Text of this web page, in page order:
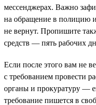
мессенджерах. Важно
на обращение в полицию и
не вернут. Пропишите
средств — пять рабочих
Если после этого вам не
с требованием провести
органы и прокуратуру —
требование пишется в